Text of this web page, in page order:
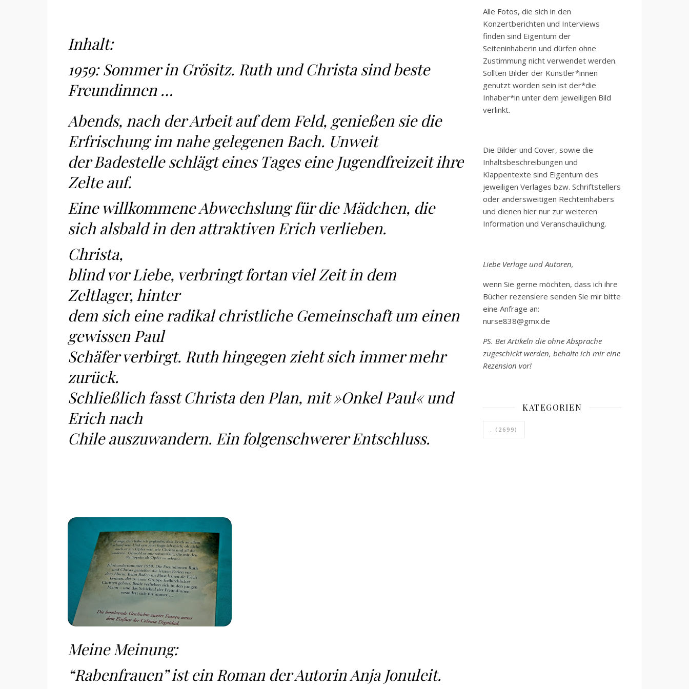
Inhalt:
1959: Sommer in Grösitz. Ruth und Christa sind beste
Freundinnen …
Abends, nach der Arbeit auf dem Feld, genießen sie die
Erfrischung im nahe gelegenen Bach. Unweit
der Badestelle schlägt eines Tages eine Jugendfreizeit ihre
Zelte auf.
Eine willkommene Abwechslung für die Mädchen, die
sich alsbald in den attraktiven Erich verlieben.
Christa,
blind vor Liebe, verbringt fortan viel Zeit in dem
Zeltlager, hinter
dem sich eine radikal christliche Gemeinschaft um einen
gewissen Paul
Schäfer verbirgt. Ruth hingegen zieht sich immer mehr
zurück.
Schließlich fasst Christa den Plan, mit »Onkel Paul« und
Erich nach
Chile auszuwandern. Ein folgenschwerer Entschluss.
Meine Meinung:
“Rabenfrauen” ist ein Roman der Autorin Anja Jonuleit.
Alle Fotos, die sich in den
Konzertberichten und Interviews
finden sind Eigentum der
Seiteninhaberin und dürfen ohne
Zustimmung nicht verwendet werden.
Sollten Bilder der Künstler*innen
genutzt worden sein ist der*die
Inhaber*in unter dem jeweiligen Bild
verlinkt.
Die Bilder und Cover, sowie die
Inhaltsbeschreibungen und
Klappentexte sind Eigentum des
jeweiligen Verlages bzw. Schriftstellers
oder andersweitigen Rechteinhabers
und dienen hier nur zur weiteren
Information und Veranschaulichung.
Liebe Verlage und Autoren,
wenn Sie gerne möchten, dass ich ihre
Bücher rezensiere senden Sie mir bitte
eine Anfrage an:
nurse838@gmx.de
PS. Bei Artikeln die ohne Absprache
zugeschickt werden, behalte ich mir eine
Rezension vor!
KATEGORIEN
. (2699)